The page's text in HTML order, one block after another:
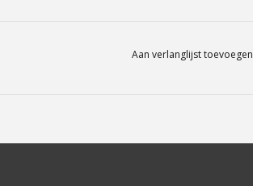
Aan verlanglijst toevoegen